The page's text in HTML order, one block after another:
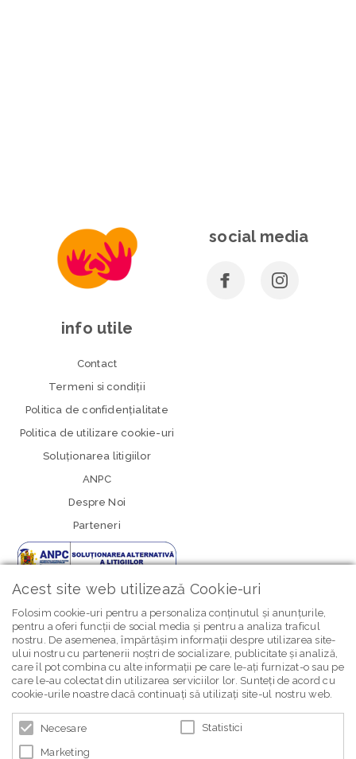
social media
info utile
Contact
Termeni si condiţii
Politica de confidenţialitate
Politica de utilizare cookie-uri
Soluționarea litigiilor
ANPC
Despre Noi
Parteneri
newsletter Bebe Brands
Acest site web utilizează Cookie-uri
Folosim cookie-uri pentru a personaliza conținutul și anunțurile,
pentru a oferi funcții de social media și pentru a analiza traficul
nostru. De asemenea, împărtășim informații despre utilizarea site-
ului nostru cu partenerii noștri de socializare, publicitate și analiză,
care îl pot combina cu alte informații pe care le-ați furnizat-o sau pe
care le-au colectat din utilizarea serviciilor lor. Sunteți de acord cu
cookie-urile noastre dacă continuați să utilizați site-ul nostru web.
Necesare Statistici
Marketing